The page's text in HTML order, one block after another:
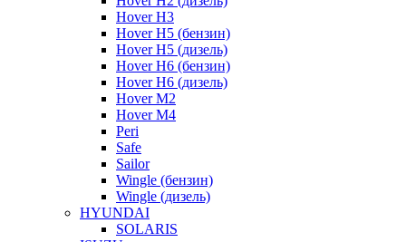
Hover H3
Hover H5 (бензин)
Hover H5 (дизель)
Hover H6 (бензин)
Hover H6 (дизель)
Hover M2
Hover M4
Peri
Safe
Sailor
Wingle (бензин)
Wingle (дизель)
HYUNDAI
SOLARIS